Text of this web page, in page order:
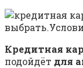
Кредитная
подойдёт для